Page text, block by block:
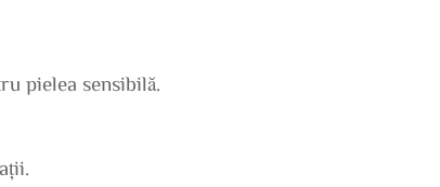
pielea sensibilă.